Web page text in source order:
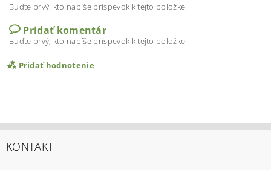
Buďte prvý, kto napíše príspevok k tejto položke.
Pridať komentár
Buďte prvý, kto napíše príspevok k tejto položke.
Pridať hodnotenie
KONTAKT